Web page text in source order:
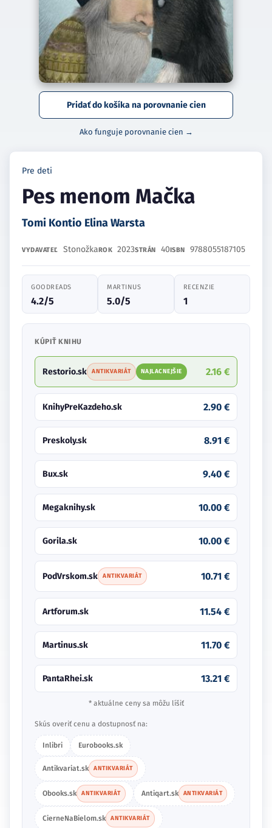
Pridať do košíka na porovnanie cien
Ako funguje porovnanie cien →
Pre deti
Pes menom Mačka
Tomi Kontio Elina Warsta
VYDAVATEĽ StonožkaROK 2023STRÁN 40ISBN 9788055187105
GOODREADS
4.2/5
MARTINUS
5.0/5
RECENZIE
1
KÚPIŤ KNIHU
Restorio.sk ANTIKVARIÁT NAJLACNEJŠIE 2.16 €
KnihyPreKazdeho.sk 2.90 €
Preskoly.sk 8.91 €
Bux.sk 9.40 €
Megaknihy.sk 10.00 €
Gorila.sk 10.00 €
PodVrskom.sk ANTIKVARIÁT 10.71 €
Artforum.sk 11.54 €
Martinus.sk 11.70 €
PantaRhei.sk 13.21 €
* aktuálne ceny sa môžu líšiť
Skús overiť cenu a dostupnosť na:
Inlibri Eurobooks.sk
Antikvariat.sk ANTIKVARIÁT
Obooks.sk ANTIKVARIÁT Antiqart.sk ANTIKVARIÁT
CierneNaBielom.sk ANTIKVARIÁT